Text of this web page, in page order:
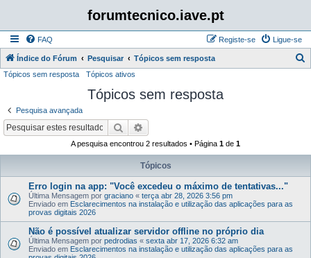
forumtecnico.iave.pt
FAQ Ligue-se
Registe-se
Índice do Fórum Pesquisar Tópicos sem resposta
s
Tópicos sem resposta Tópicos ativos
Tópicos sem resposta
Pesquisa avançada
Pesquisar
A pesquisa encontrou 2 resultados • Página 1 de 1
Tópicos
Erro login na app: "Você excedeu o máximo de tentativas..."
Última Mensagem por graciano « terça abr 28, 2026 3:56 pm
Enviado em Esclarecimentos na instalação e utilização das aplicações para as
provas digitais 2026
Não é possível atualizar servidor offline no próprio dia
Última Mensagem por pedrodias « sexta abr 17, 2026 6:32 am
Enviado em Esclarecimentos na instalação e utilização das aplicações para as